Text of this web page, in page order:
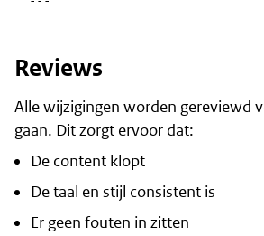
Reviews
Alle wijzigingen worden gereviewd
gaan. Dit zorgt ervoor dat:
De content klopt
De taal en stijl consistent is
Er geen fouten in zitten